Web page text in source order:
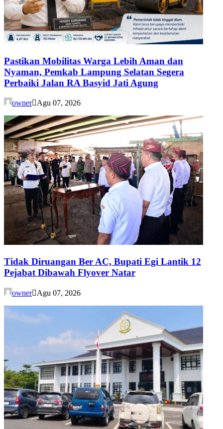
Pastikan Mobilitas Warga Lebih Aman dan
Nyaman, Pemkab Lampung Selatan Segera
Perbaiki Jalan RA Basyid Jati Agung
owner Agu 07, 2026
Tidak Diruangan Ber AC, Bupati Egi Lantik 12
Pejabat Dibawah Flyover Natar
owner Agu 07, 2026